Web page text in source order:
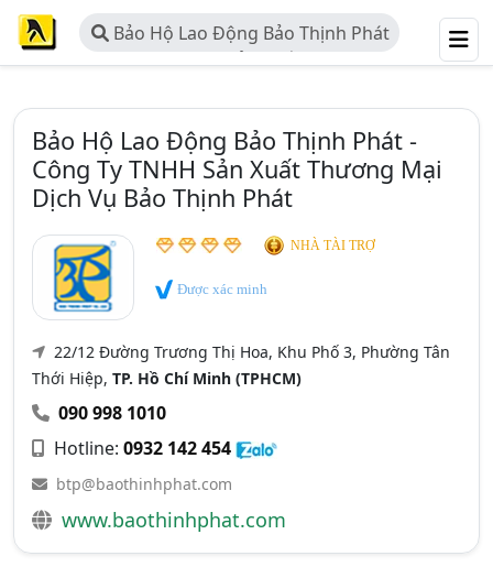
Bảo Hộ Lao Động Bảo Thịnh Phát
- Công Ty TNHH Sản Xuất Thương
Bảo Hộ Lao Động Bảo Thịnh Phát -
Công Ty TNHH Sản Xuất Thương Mại
Dịch Vụ Bảo Thịnh Phát
NHÀ TÀI TRỢ
Được xác minh
22/12 Đường Trương Thị Hoa, Khu Phố 3, Phường Tân
Thới Hiệp, TP. Hồ Chí Minh (TPHCM)
090 998 1010
Hotline: 0932 142 454
btp@baothinhphat.com
www.baothinhphat.com